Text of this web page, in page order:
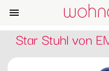

Star Stuhl von